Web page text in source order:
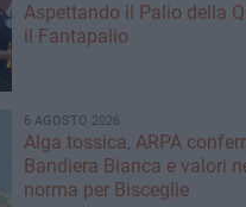
Aspettando il Palio della
il Fantapalio
6 AGOSTO 2026
Alga tossica, ARPA
Bandiera Bianca e valori
norma per Bisceglie